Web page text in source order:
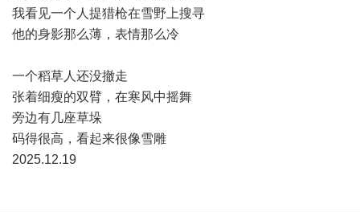
我看见一个人提猎枪在雪野上搜寻
他的身影那么薄，表情那么冷
一个稻草人还没撤走
张着细瘦的双臂，在寒风中摇舞
旁边有几座草垛
码得很高，看起来很像雪雕
2025.12.19